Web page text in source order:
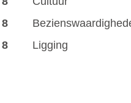
8
8 Ligging